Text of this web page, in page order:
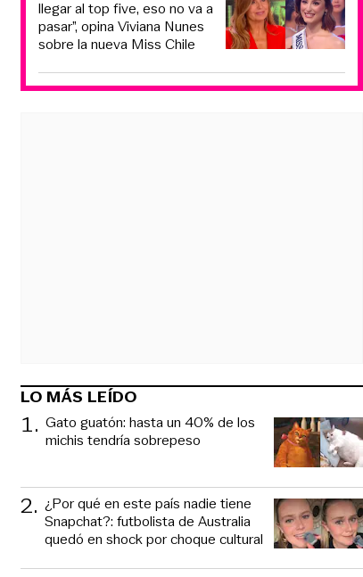
llegar al top five, eso no va a
pasar”, opina Viviana Nunes
sobre la nueva Miss Chile
LO MÁS LEÍDO
1. Gato guatón: hasta un 40% de los
michis tendría sobrepeso
2. ¿Por qué en este país nadie tiene
Snapchat?: futbolista de Australia
quedó en shock por choque cultural